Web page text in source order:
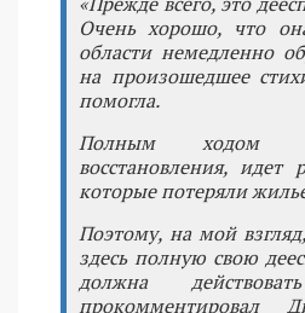
Очень хорошо, что
области немедленно
на произошедшее
помогла.
Полным ходом
восстановления, идет
которые потеряли
Поэтому, на мой
здесь полную свою
должна
прокомментировал